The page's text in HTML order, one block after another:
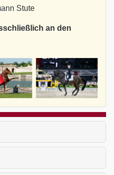
Stute
an den